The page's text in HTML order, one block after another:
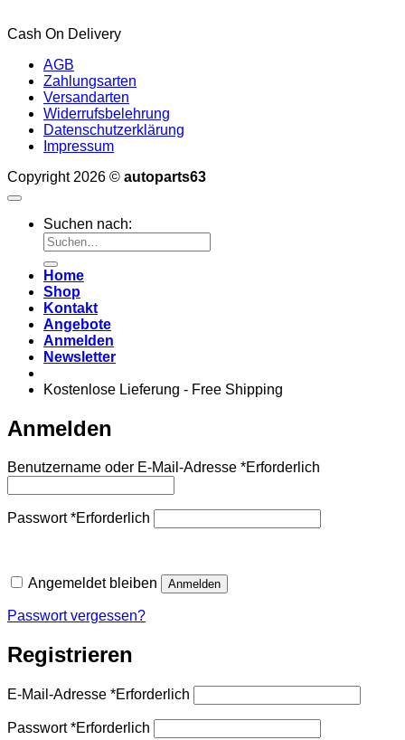
Cash On Delivery
AGB
Zahlungsarten
Versandarten
Widerrufsbelehrung
Datenschutzerklärung
Impressum
Copyright 2026 © autoparts63
Suchen nach:
Home
Shop
Kontakt
Angebote
Anmelden
Newsletter
Kostenlose Lieferung - Free Shipping
Anmelden
Benutzername oder E-Mail-Adresse *Erforderlich
Passwort*Erforderlich
Angemeldet bleiben Anmelden
Passwort vergessen?
Registrieren
E-Mail-Adresse *Erforderlich
Passwort*Erforderlich